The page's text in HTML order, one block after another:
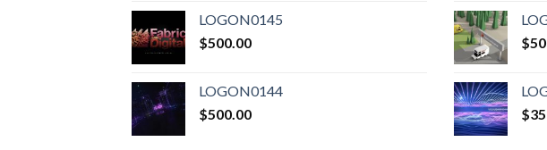
LOGON0145
$500.00
LOGON0144
$500.00
$
$